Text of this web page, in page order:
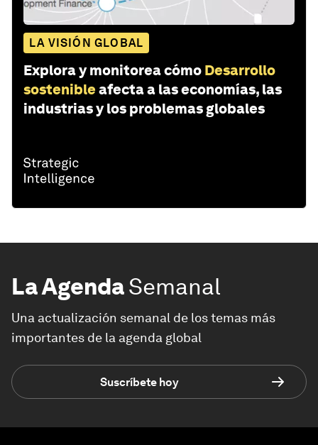
LA VISIÓN GLOBAL
Explora y monitorea cómo Desarrollo
sostenible afecta a las economías, las
industrias y los problemas globales
La AgendaSemanal
Una actualización semanal de los temas más
importantes de la agenda global
Suscríbete hoy